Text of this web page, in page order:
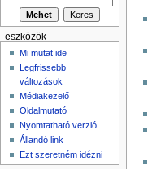
eszközök
Mi mutat ide
Legfrissebb
változások
Médiakezelő
Oldalmutató
Nyomtatható verzió
Állandó link
Ezt szeretném idézni